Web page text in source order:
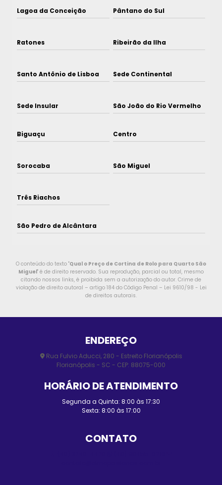
Lagoa da Conceição Pântano do Sul
Ratones Ribeirão da Ilha
Santo Antônio de Lisboa Sede Continental
Sede Insular São João do Rio Vermelho
Biguaçu Centro
Sorocaba São Miguel
Três Riachos
São Pedro de Alcântara
O conteúdo do texto "Qual o Preço de Cortina de Rolo para Quarto São
Miguel" é de direito reservado. Sua reprodução, parcial ou total, mesmo
citando nossos links, é proibida sem a autorização do autor. Crime de
violação de direito autoral – artigo 184 do Código Penal – Lei 9610/98 - Lei
de direitos autorais.
ENDEREÇO
Rua Fulvio Aducci, 280 - Estreito Florianópolis
Florianópolis - SC - CEP: 88075-000
HORÁRIO DE ATENDIMENTO
Segunda a Quinta: 8:00 às 17:30
Sexta: 8:00 às 17:00
CONTATO